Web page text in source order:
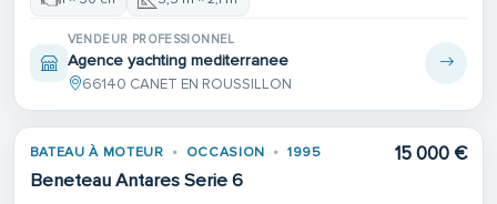
VENDEUR PROFESSIONNEL
Agence yachting mediterranee
66140 CANET EN ROUSSILLON
BATEAU À MOTEUR OCCASION 1995
Beneteau Antares Serie 6
15 000 €